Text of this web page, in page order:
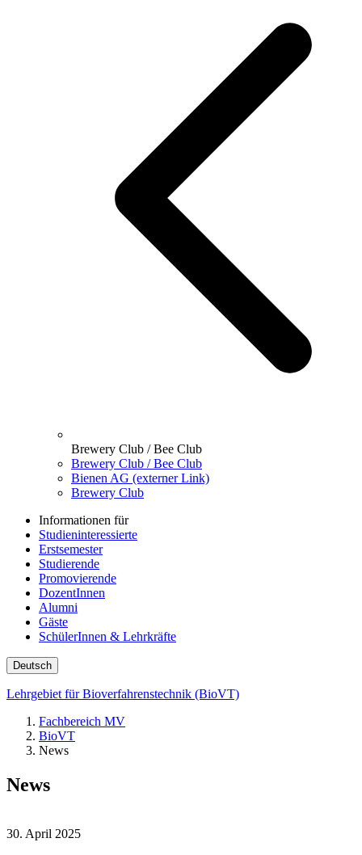
Brewery Club / Bee Club
Brewery Club / Bee Club
Bienen AG (externer Link)
Brewery Club
Informationen für
Studieninteressierte
Erstsemester
Studierende
Promovierende
DozentInnen
Alumni
Gäste
SchülerInnen & Lehrkräfte
Deutsch
Lehrgebiet für Bioverfahrenstechnik (BioVT)
Fachbereich MV
BioVT
News
News
30. April 2025